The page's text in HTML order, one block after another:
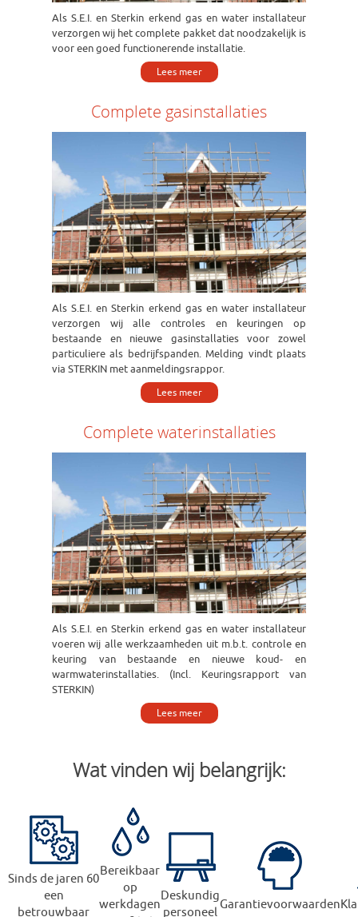
Als S.E.I. en Sterkin erkend gas en water installateur
verzorgen wij het complete pakket dat noodzakelijk is
voor een goed functionerende installatie.
Lees meer
Complete gasinstallaties
Als S.E.I. en Sterkin erkend gas en water installateur
verzorgen wij alle controles en keuringen op
bestaande en nieuwe gasinstallaties voor zowel
particuliere als bedrijfspanden. Melding vindt plaats
via STERKIN met aanmeldingsrappor.
Lees meer
Complete waterinstallaties
Als S.E.I. en Sterkin erkend gas en water installateur
voeren wij alle werkzaamheden uit m.b.t. controle en
keuring van bestaande en nieuwe koud- en
warmwaterinstallaties. (Incl. Keuringsrapport van
STERKIN)
Lees meer
Wat vinden wij belangrijk:
Sinds de jaren 60
een
betrouwbaar
Bereikbaar
op
werkdagen
Deskundig
personeel
Garantievoorwaarden